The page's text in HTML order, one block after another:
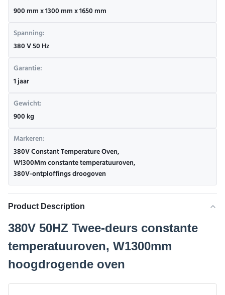
900 mm x 1300 mm x 1650 mm
Spanning:
380 V 50 Hz
Garantie:
1 jaar
Gewicht:
900 kg
Markeren:
380V Constant Temperature Oven,
W1300Mm constante temperatuuroven,
380V-ontploffings droogoven
Product Description
380V 50HZ Twee-deurs constante
temperatuuroven, W1300mm
hoogdrogende oven